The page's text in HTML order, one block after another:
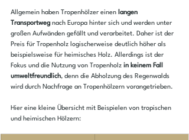
Allgemein haben Tropenhölzer einen langen
Transportweg nach Europa hinter sich und werden unter
großen Aufwänden gefällt und verarbeitet. Daher ist der
Preis für Tropenholz logischerweise deutlich höher als
beispielsweise für heimisches Holz. Allerdings ist der
Fokus und die Nutzung von Tropenholz in keinem Fall
umweltfreundlich, denn die Abholzung des Regenwalds
wird durch Nachfrage an Tropenhölzern vorangetrieben.
Hier eine kleine Übersicht mit Beispielen von tropischen
und heimischen Hölzern: